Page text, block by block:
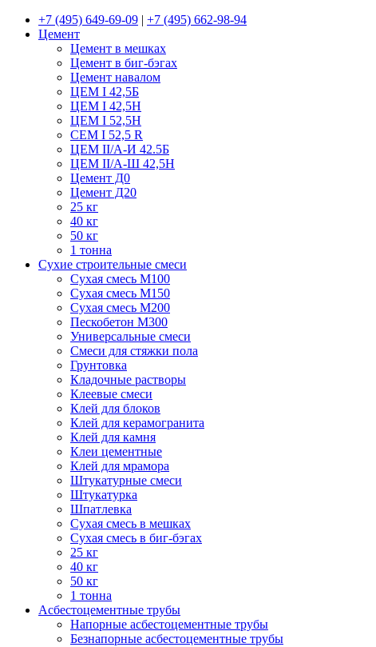
+7 (495) 649-69-09 | +7 (495) 662-98-94
Цемент
Цемент в мешках
Цемент в биг-бэгах
Цемент навалом
ЦЕМ I 42,5Б
ЦЕМ I 42,5Н
ЦЕМ I 52,5Н
CEM I 52,5 R
ЦЕМ II/А-И 42.5Б
ЦЕМ II/А-Ш 42,5Н
Цемент Д0
Цемент Д20
25 кг
40 кг
50 кг
1 тонна
Сухие строительные смеси
Сухая смесь М100
Сухая смесь М150
Сухая смесь М200
Пескобетон М300
Универсальные смеси
Смеси для стяжки пола
Грунтовка
Кладочные растворы
Клеевые смеси
Клей для блоков
Клей для керамогранита
Клей для камня
Клеи цементные
Клей для мрамора
Штукатурные смеси
Штукатурка
Шпатлевка
Сухая смесь в мешках
Сухая смесь в биг-бэгах
25 кг
40 кг
50 кг
1 тонна
Асбестоцементные трубы
Напорные асбестоцементные трубы
Безнапорные асбестоцементные трубы